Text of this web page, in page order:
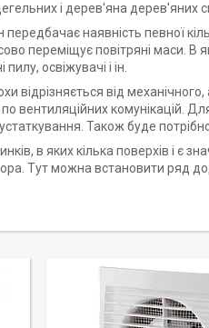
і дерев'яна дерев'яних
наявність певної
переміщує повітряні маси.
освіжувачі і ін.
відрізняється від
вентиляційних комунікацій.
Також буде
в яких кілька поверхів і є
Тут можна встановити ряд